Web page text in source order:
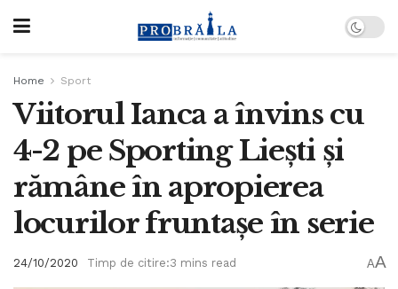
Home Sport
Viitorul Ianca a învins cu
4-2 pe Sporting Liești și
rămâne în apropierea
locurilor fruntașe în serie
24/10/2020 Timp de citire:3 mins read AA